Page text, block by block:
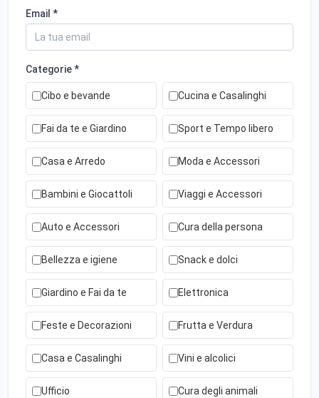
Email *
Categorie *
Cibo e bevande Cucina e Casalinghi
Fai da te e Giardino Sport e Tempo libero
Casa e Arredo Moda e Accessori
Bambini e Giocattoli Viaggi e Accessori
Auto e Accessori Cura della persona
Bellezza e igiene Snack e dolci
Giardino e Fai da te Elettronica
Feste e Decorazioni Frutta e Verdura
Casa e Casalinghi Vini e alcolici
Ufficio Cura degli animali